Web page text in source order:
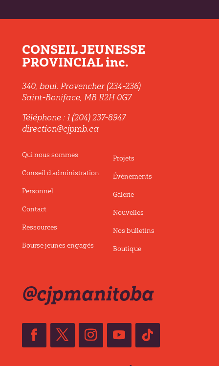
CONSEIL JEUNESSE
PROVINCIAL inc.
340, boul. Provencher (234-236)
Saint-Boniface, MB R2H 0G7
Téléphone : 1 (204) 237-8947
direction@cjpmb.ca
Qui nous sommes
Conseil d’administration
Personnel
Contact
Ressources
Bourse jeunes engagés
Projets
Événements
Galerie
Nouvelles
Nos bulletins
Boutique
@cjpmanitoba